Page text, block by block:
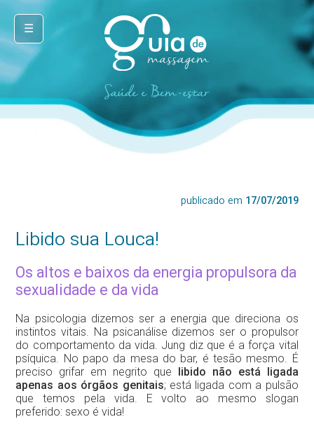
☰
publicado em 17/07/2019
Libido sua Louca!
Os altos e baixos da energia propulsora da
sexualidade e da vida
Na psicologia dizemos ser a energia que direciona os
instintos vitais. Na psicanálise dizemos ser o propulsor
do comportamento da vida. Jung diz que é a força vital
psíquica. No papo da mesa do bar, é tesão mesmo. É
preciso grifar em negrito que libido não está ligada
apenas aos órgãos genitais; está ligada com a pulsão
que temos pela vida. E volto ao mesmo slogan
preferido: sexo é vida!